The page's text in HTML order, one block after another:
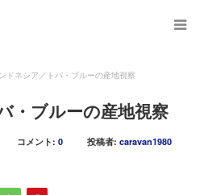
ドネシア／トバ・ブルーの産地視察
・ブルーの産地視察
コメント: 0 投稿者: caravan1980